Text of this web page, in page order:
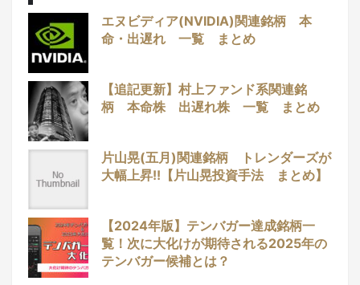
エヌビディア(NVIDIA)関連銘柄 本
命・出遅れ 一覧 まとめ
【追記更新】村上ファンド系関連銘
柄 本命株 出遅れ株 一覧 まとめ
片山晃(五月)関連銘柄 トレンダーズが
大幅上昇!!【片山晃投資手法 まとめ】
【2024年版】テンバガー達成銘柄一
覧！次に大化けが期待される2025年の
テンバガー候補とは？